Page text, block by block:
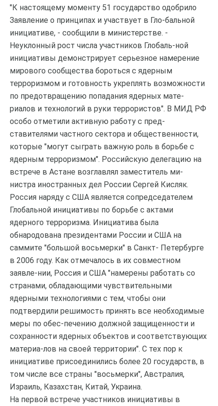
"К настоящему моменту 51 государство одобрило
Заявление о принципах и участвует в Гло-бальной
инициативе, - сообщили в министерстве. -
Неуклонный рост числа участников Глобаль-ной
инициативы демонстрирует серьезное намерение
мирового сообщества бороться с ядерным
терроризмом и готовность укреплять возможности
по предотвращению попадания ядерных мате-
риалов и технологий в руки террористов". В МИД РФ
особо отметили активную работу с пред-
ставителями частного сектора и общественности,
которые "могут сыграть важную роль в борьбе с
ядерным терроризмом". Российскую делегацию на
встрече в Астане возглавлял заместитель ми-
нистра иностранных дел России Сергей Кисляк.
Россия наряду с США является сопредседателем
Глобальной инициативы по борьбе с актами
ядерного терроризма. Инициатива была
обнародована президентами России и США на
саммите "большой восьмерки" в Санкт- Петербурге
в 2006 году. Как отмечалось в их совместном
заявле-нии, Россия и США "намерены работать со
странами, обладающими чувствительными
ядерными технологиями с тем, чтобы они
подтвердили решимость принять все необходимые
меры по обес-печению должной защищенности и
сохранности ядерных объектов и соответствующих
материа-лов на своей территории". С тех пор к
инициативе присоединились более 20 государств, в
том числе все страны "восьмерки", Австралия,
Израиль, Казахстан, Китай, Украина.
На первой встрече участников инициативы в